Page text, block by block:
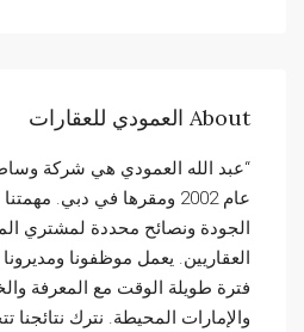
About العمودي للعقارات
“عبد الله العمودي هي شركة
عام 2002 ومقرها في دبي.
الجودة ونصائح محددة لمشتري
العقاريين. يعمل موظفونا
فترة طويلة الوقت مع المعرفة
والإمارات المحيطة. نترك